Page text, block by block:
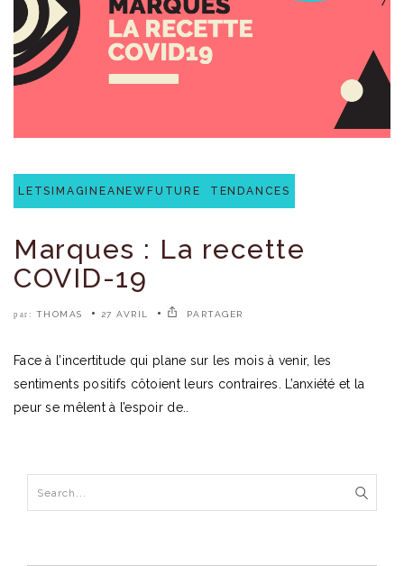
LETSIMAGINEANEWFUTURE TENDANCES
Marques : La recette
COVID-19
par: THOMAS 27 AVRIL PARTAGER
Face à l’incertitude qui plane sur les mois à venir, les
sentiments positifs côtoient leurs contraires. L’anxiété et la
peur se mêlent à l’espoir de..